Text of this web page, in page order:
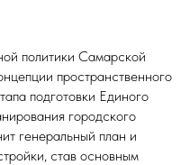
политики Самарской
пространственного
подготовки Единого
городского
генеральный план и
став основным